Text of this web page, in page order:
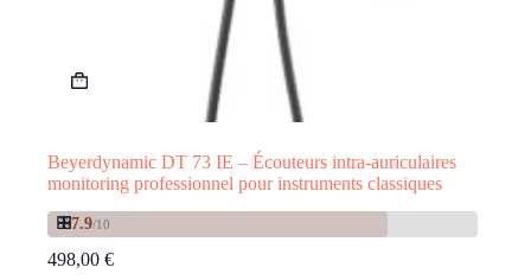
Beyerdynamic DT 73 IE – Écouteurs intra-auriculaires
monitoring professionnel pour instruments classiques
🎛️7.9/10
498,00 €